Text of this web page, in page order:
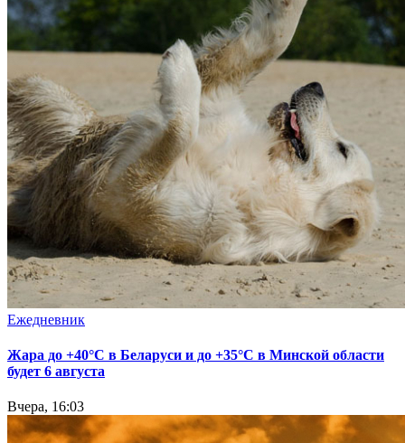
Ежедневник
Жара до +40°С в Беларуси и до +35°С в Минской области
будет 6 августа
Вчера, 16:03